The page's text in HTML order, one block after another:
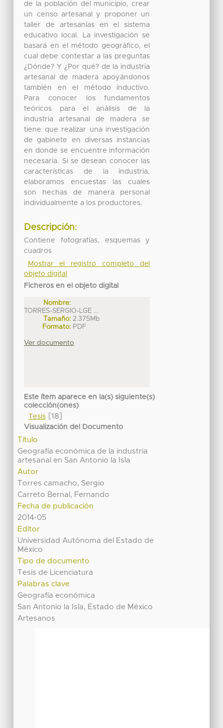
de la población del municipio, crear
un censo artesanal y proponer un
taller de artesanías en el sistema
educativo local. La investigación se
basará en el método geográfico, el
cual debe contestar a las preguntas
¿Dónde? Y ¿Por qué? de la industria
artesanal de madera apoyándonos
también en el método inductivo.
Para conocer los fundamentos
teóricos para el análisis de la
industria artesanal de madera se
tiene que realizar una investigación
de gabinete en diversas instancias
en donde se encuentre información
necesaria. Si se desean conocer las
características de la industria,
elaboramos encuestas las cuales
son hechas de manera personal
individualmente a los productores.
Descripción:
Contiene fotografías, esquemas y
cuadros
Mostrar el registro completo del
objeto digital
Ficheros en el objeto digital
Nombre:
TORRES-SERGIO-LGE ...
Tamaño: 2.375Mb
Formato: PDF
Ver documento
Este ítem aparece en la(s) siguiente(s)
colección(ones)
Tesis[18]
Visualización del Documento
Título
Geografía económica de la industria
artesanal en San Antonio la Isla
Autor
Torres camacho, Sergio
Carreto Bernal, Fernando
Fecha de publicación
2014-05
Editor
Universidad Autónoma del Estado de
México
Tipo de documento
Tesis de Licenciatura
Palabras clave
Geografía económica
San Antonio la Isla, Estado de México
Artesanos